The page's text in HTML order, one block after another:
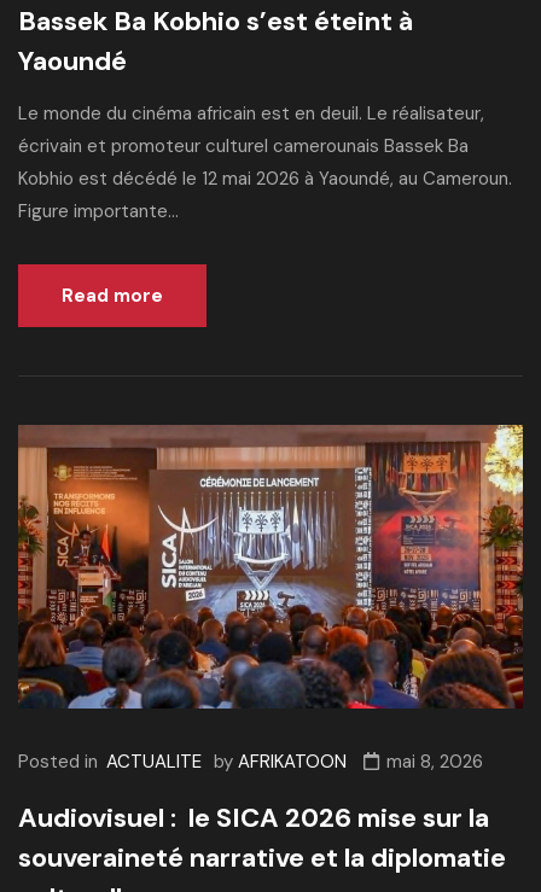
Bassek Ba Kobhio s’est éteint à
Yaoundé
Le monde du cinéma africain est en deuil. Le réalisateur,
écrivain et promoteur culturel camerounais Bassek Ba
Kobhio est décédé le 12 mai 2026 à Yaoundé, au Cameroun.
Figure importante...
Read more
Posted in ACTUALITE by AFRIKATOON mai 8, 2026
Audiovisuel : le SICA 2026 mise sur la
souveraineté narrative et la diplomatie